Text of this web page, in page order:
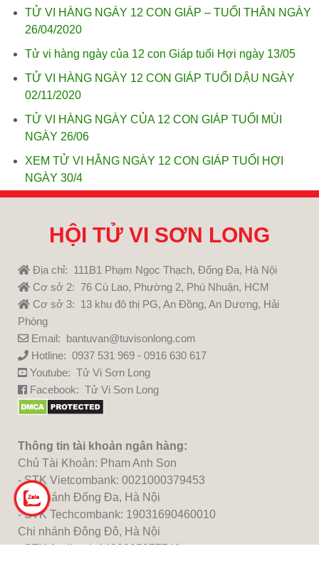
TỬ VI HÀNG NGÀY 12 CON GIÁP – TUỔI THÂN NGÀY
26/04/2020
Tử vi hàng ngày của 12 con Giáp tuổi Hợi ngày 13/05
TỬ VI HÀNG NGÀY 12 CON GIÁP TUỔI DẬU NGÀY
02/11/2020
TỬ VI HÀNG NGÀY CỦA 12 CON GIÁP TUỔI MÙI
NGÀY 26/06
XEM TỬ VI HẰNG NGÀY 12 CON GIÁP TUỔI HỢI
NGÀY 30/4
HỘI TỬ VI SƠN LONG
Địa chỉ: 111B1 Phạm Ngọc Thạch, Đống Đa, Hà Nội
Cơ sở 2: 76 Cù Lao, Phường 2, Phú Nhuận, HCM
Cơ sở 3: 13 khu đô thị PG, An Đồng, An Dương, Hải
Phòng
Email: bantuvan@tuvisonlong.com
Hotline: 0937 531 969 - 0916 630 617
Youtube: Tử Vi Sơn Long
Facebook: Tử Vi Sơn Long
Thông tin tài khoản ngân hàng:
Chủ Tài Khoản: Pham Anh Son
- STK Vietcombank: 0021000379453
Chi nhánh Đống Đa, Hà Nội
- STK Techcombank: 19031690460010
Chi nhánh Đông Đô, Hà Nội
- STK Agribank:1483205277740